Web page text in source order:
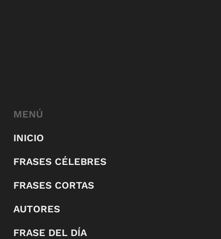
MENÚ
INICIO
FRASES CÉLEBRES
FRASES CORTAS
AUTORES
FRASE DEL DÍA